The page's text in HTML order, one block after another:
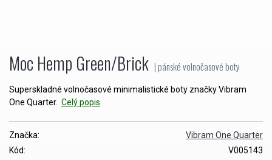
Moc Hemp Green/Brick | pánské volnočasové boty
Superskladné volnočasové minimalistické boty značky Vibram
One Quarter. Celý popis
Vibram One Quarter
Značka:
V005143
Kód: